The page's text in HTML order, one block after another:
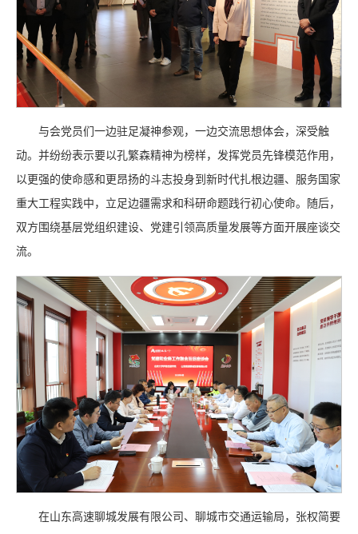
与会党员们一边驻足凝神参观，一边交流思想体会，深受触
动。并纷纷表示要以孔繁森精神为榜样，发挥党员先锋模范作用，
以更强的使命感和更昂扬的斗志投身到新时代扎根边疆、服务国家
重大工程实践中，立足边疆需求和科研命题践行初心使命。随后，
双方围绕基层党组织建设、党建引领高质量发展等方面开展座谈交
流。
在山东高速聊城发展有限公司、聊城市交通运输局，张权简要